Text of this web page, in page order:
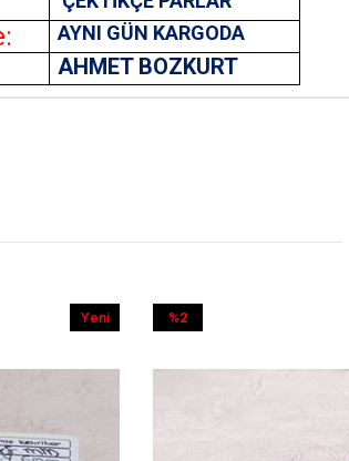
AYNI GÜN KARGODA
AHMET BOZKURT